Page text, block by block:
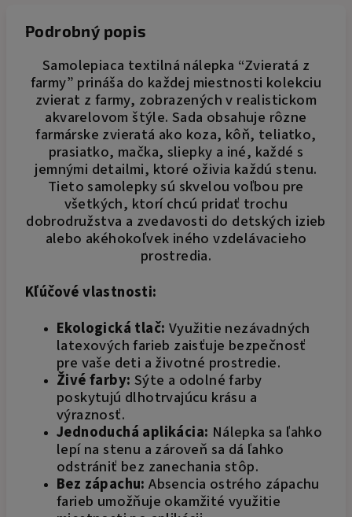
Podrobný popis
Samolepiaca textilná nálepka “Zvieratá z
farmy” prináša do každej miestnosti kolekciu
zvierat z farmy, zobrazených v realistickom
akvarelovom štýle. Sada obsahuje rôzne
farmárske zvieratá ako koza, kôň, teliatko,
prasiatko, mačka, sliepky a iné, každé s
jemnými detailmi, ktoré oživia každú stenu.
Tieto samolepky sú skvelou voľbou pre
všetkých, ktorí chcú pridať trochu
dobrodružstva a zvedavosti do detských izieb
alebo akéhokoľvek iného vzdelávacieho
prostredia.
Kľúčové vlastnosti:
Ekologická tlač: Využitie nezávadných
latexových farieb zaisťuje bezpečnosť
pre vaše deti a životné prostredie.
Živé farby: Sýte a odolné farby
poskytujú dlhotrvajúcu krásu a
výraznosť.
Jednoduchá aplikácia: Nálepka sa ľahko
lepí na stenu a zároveň sa dá ľahko
odstrániť bez zanechania stôp.
Bez zápachu: Absencia ostrého zápachu
farieb umožňuje okamžité využitie